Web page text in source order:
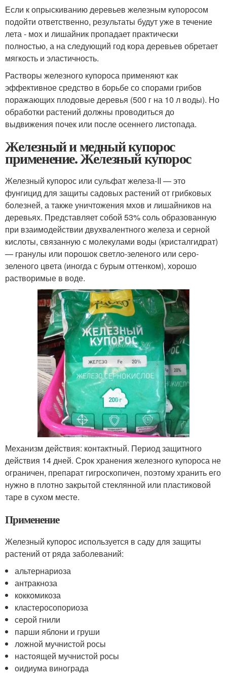
Если к опрыскиванию деревьев железным купоросом
подойти ответственно, результаты будут уже в течение
лета - мох и лишайник пропадает практически
полностью, а на следующий год кора деревьев обретает
мягкость и эластичность.
Растворы железного купороса применяют как
эффективное средство в борьбе со спорами грибов
поражающих плодовые деревья (500 г на 10 л воды). Но
обработки растений должны проводиться до
выдвижения почек или после осеннего листопада.
Железный и медный купорос
применение. Железный купорос
Железный купорос или сульфат железа-II — это
фунгицид для защиты садовых растений от грибковых
болезней, а также уничтожения мхов и лишайников на
деревьях. Представляет собой 53% соль образованную
при взаимодействии двухвалентного железа и серной
кислоты, связанную с молекулами воды (кристалгидрат)
— гранулы или порошок светло-зеленого или серо-
зеленого цвета (иногда с бурым оттенком), хорошо
растворимые в воде.
Механизм действия: контактный. Период защитного
действия 14 дней. Срок хранения железного купороса не
ограничен, препарат гигроскопичен, поэтому хранить его
нужно в плотно закрытой стеклянной или пластиковой
таре в сухом месте.
Применение
Железный купорос используется в саду для защиты
растений от ряда заболеваний:
альтернариоза
антракноза
коккомикоза
кластеросопориоза
серой гнили
парши яблони и груши
ложной мучнистой росы
настоящей мучнистой росы
оидиума винограда